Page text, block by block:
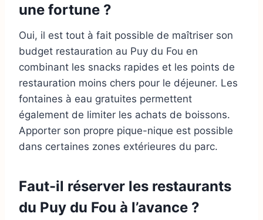
i
l
une fortune ?
Oui, il est tout à fait possible de maîtriser son
budget restauration au Puy du Fou en
combinant les snacks rapides et les points de
restauration moins chers pour le déjeuner. Les
fontaines à eau gratuites permettent
également de limiter les achats de boissons.
Apporter son propre pique-nique est possible
dans certaines zones extérieures du parc.
Faut-il réserver les restaurants
du Puy du Fou à l’avance ?